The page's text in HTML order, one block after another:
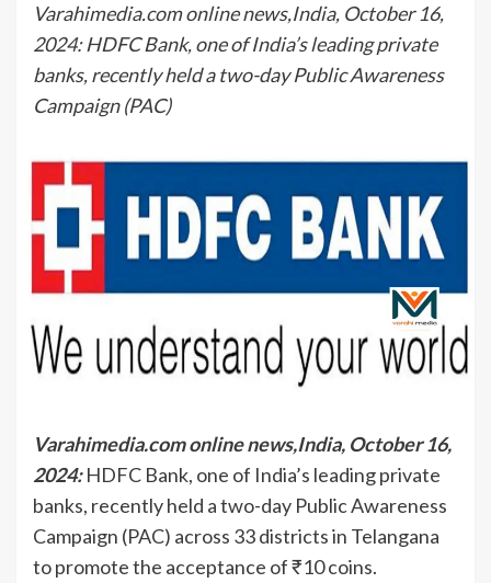
Varahimedia.com online news,India, October 16,
2024: HDFC Bank, one of India’s leading private
banks, recently held a two-day Public Awareness
Campaign (PAC)
Varahimedia.com online news,India, October 16,
2024: HDFC Bank, one of India’s leading private
banks, recently held a two-day Public Awareness
Campaign (PAC) across 33 districts in Telangana
to promote the acceptance of ₹10 coins.